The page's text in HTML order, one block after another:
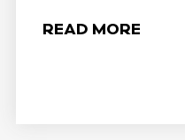
READ MORE